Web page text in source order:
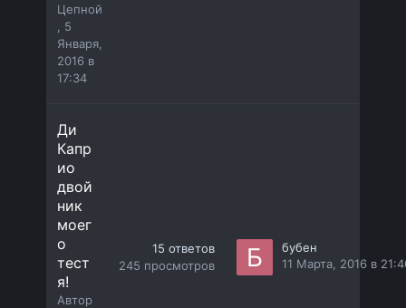
Цепной
5
Января,
2016 в
17:34
Ди
Капр
ио
двой
ник
моег
о
тест
я!
Автор
15 ответов
245 просмотров
бубен
11 Марта, 2016 в